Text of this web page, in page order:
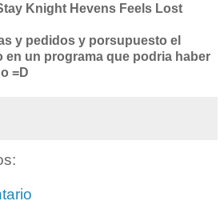
Knight Hevens Feels Lost
y pedidos y porsupuesto el
en un programa que podria haber
=D